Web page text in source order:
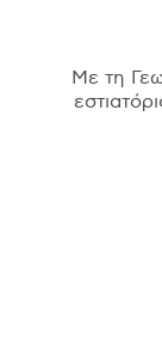
Με τη